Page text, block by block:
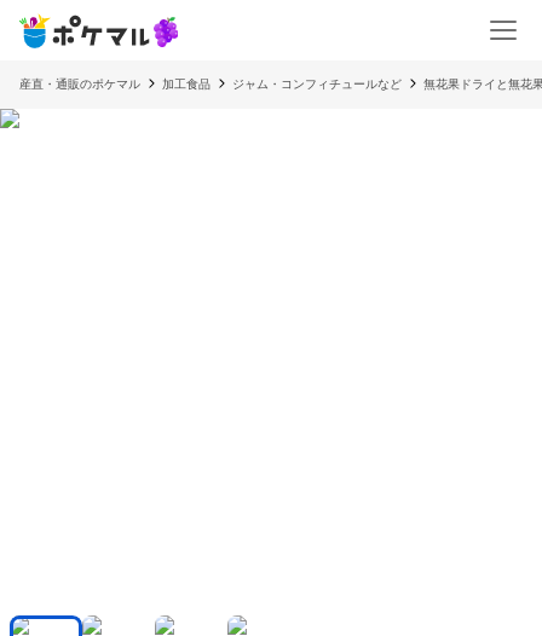
産直・通販のポケマル 加工食品 ジャム・コンフィチュールなど 無花果ドライと無花